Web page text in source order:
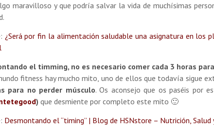
maravilloso y que podría salvar la vida de muchísimas
¿Será por fin la alimentación saludable una asignatura en los
el timming, no es necesario comer cada 3 horas
fitness hay mucho mito, uno de ellos que todavía sigue
para no perder músculo. Os aconsejo que os paséis por
) que desmiente por completo este mito 🙂
Desmontando el “timing” | Blog de HSNstore – Nutrición, Salud